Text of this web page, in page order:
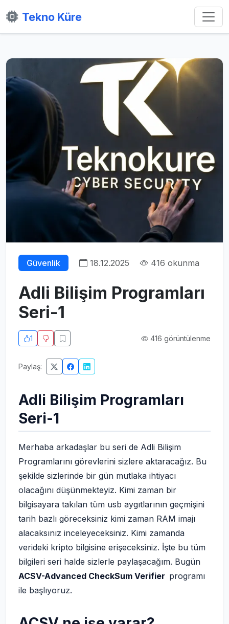
Tekno Küre
Güvenlik 18.12.2025 416 okunma
Adli Bilişim Programları
Seri-1
1 416 görüntülenme
Paylaş:
Adli Bilişim Programları
Seri-1
Merhaba arkadaşlar bu seri de Adli Bilişim
Programlarını görevlerini sizlere aktaracağız. Bu
şekilde sizlerinde bir gün mutlaka ihtiyacı
olacağını düşünmekteyiz. Kimi zaman bir
bilgisayara takılan tüm usb aygıtlarının geçmişini
tarih bazlı göreceksiniz kimi zaman RAM imajı
alacaksınız inceleyeceksiniz. Kimi zamanda
verideki kripto bilgisine erişeceksiniz. İşte bu tüm
bilgileri seri halde sizlerle paylaşacağım. Bugün
ACSV-Advanced CheckSum Verifier programı
ile başlıyoruz.